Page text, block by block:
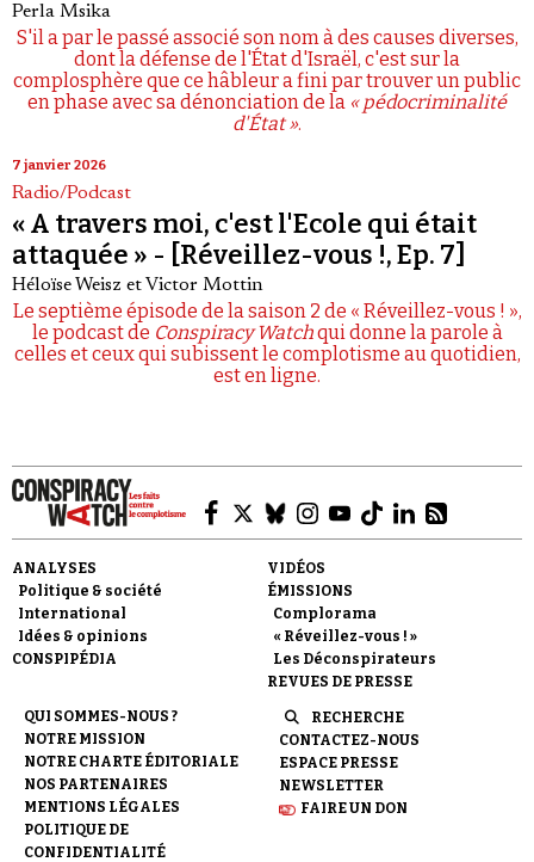
Perla Msika
S'il a par le passé associé son nom à des causes diverses,
dont la défense de l'État d'Israël, c'est sur la
complosphère que ce hâbleur a fini par trouver un public
en phase avec sa dénonciation de la « pédocriminalité
d'État ».
7 janvier 2026
Radio/Podcast
« A travers moi, c'est l'Ecole qui était
attaquée » - [Réveillez-vous !, Ep. 7]
Héloïse Weisz et Victor Mottin
Le septième épisode de la saison 2 de « Réveillez-vous ! »,
le podcast de Conspiracy Watchqui donne la parole à
celles et ceux qui subissent le complotisme au quotidien,
est en ligne.
ANALYSES
Politique & société
International
Idées & opinions
CONSPIPÉDIA
VIDÉOS
ÉMISSIONS
Complorama
« Réveillez-vous ! »
Les Déconspirateurs
REVUES DE PRESSE
QUI SOMMES-NOUS ?
NOTRE MISSION
NOTRE CHARTE ÉDITORIALE
NOS PARTENAIRES
MENTIONS LÉGALES
POLITIQUE DE
CONFIDENTIALITÉ
RECHERCHE
CONTACTEZ-NOUS
ESPACE PRESSE
NEWSLETTER
FAIRE UN DON